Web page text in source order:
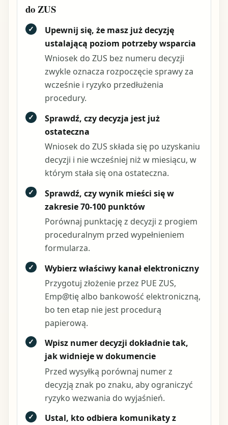
do ZUS
✓
Upewnij się, że masz już decyzję
ustalającą poziom potrzeby wsparcia
Wniosek do ZUS bez numeru decyzji
zwykle oznacza rozpoczęcie sprawy za
wcześnie i ryzyko przedłużenia
procedury.
✓
Sprawdź, czy decyzja jest już
ostateczna
Wniosek do ZUS składa się po uzyskaniu
decyzji i nie wcześniej niż w miesiącu, w
którym stała się ona ostateczna.
✓
Sprawdź, czy wynik mieści się w
zakresie 70-100 punktów
Porównaj punktację z decyzji z progiem
proceduralnym przed wypełnieniem
formularza.
✓
Wybierz właściwy kanał elektroniczny
Przygotuj złożenie przez PUE ZUS,
Emp@tię albo bankowość elektroniczną,
bo ten etap nie jest procedurą
papierową.
✓
Wpisz numer decyzji dokładnie tak,
jak widnieje w dokumencie
Przed wysyłką porównaj numer z
decyzją znak po znaku, aby ograniczyć
ryzyko wezwania do wyjaśnień.
✓
Ustal, kto odbiera komunikaty z